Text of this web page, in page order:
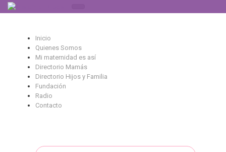
Saltar al contenido principal
Inicio
Quienes Somos
Mi maternidad es así
Directorio Mamás
Directorio Hijos y Familia
Fundación
Radio
Contacto